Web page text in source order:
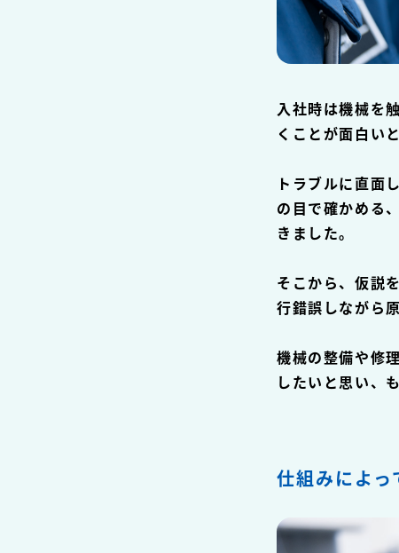
入社時は機械を
くことが面白い
トラブルに直面
の目で確かめる
きました。
そこから、仮説
行錯誤しながら
機械の整備や修
したいと思い、
仕組みによ